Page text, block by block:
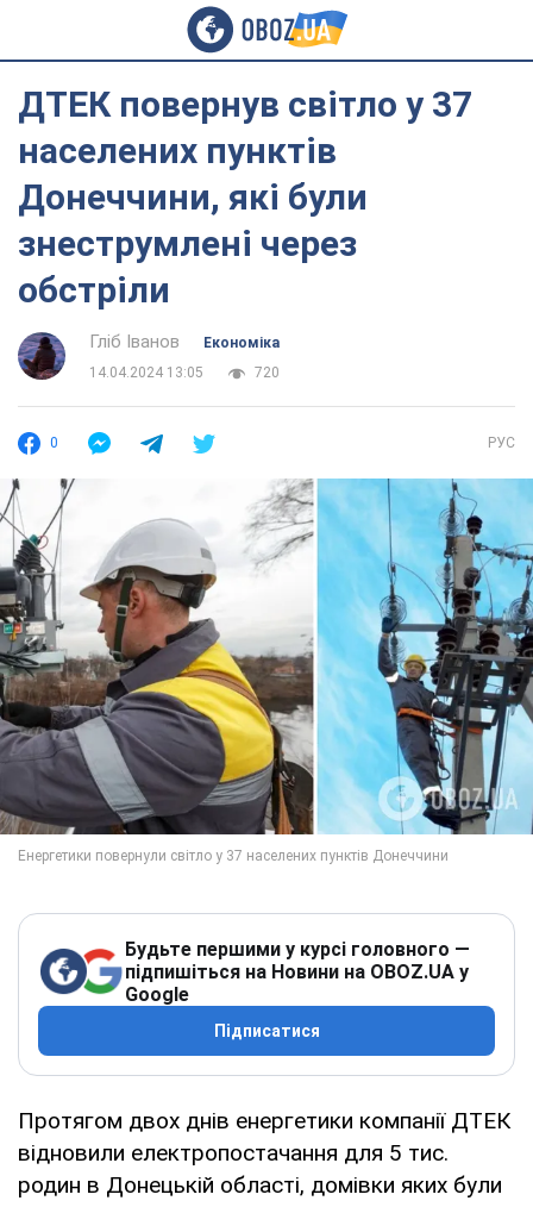
ДТЕК повернув світло у 37
населених пунктів
Донеччини, які були
знеструмлені через
обстріли
Гліб Іванов
Економіка
14.04.2024 13:05
720
0 РУС
Будьте першими у курсі головного —
підпишіться на Новини на OBOZ.UA у
Google
Підписатися
Протягом двох днів енергетики компанії ДТЕК
відновили електропостачання для 5 тис.
родин в Донецькій області, домівки яких були